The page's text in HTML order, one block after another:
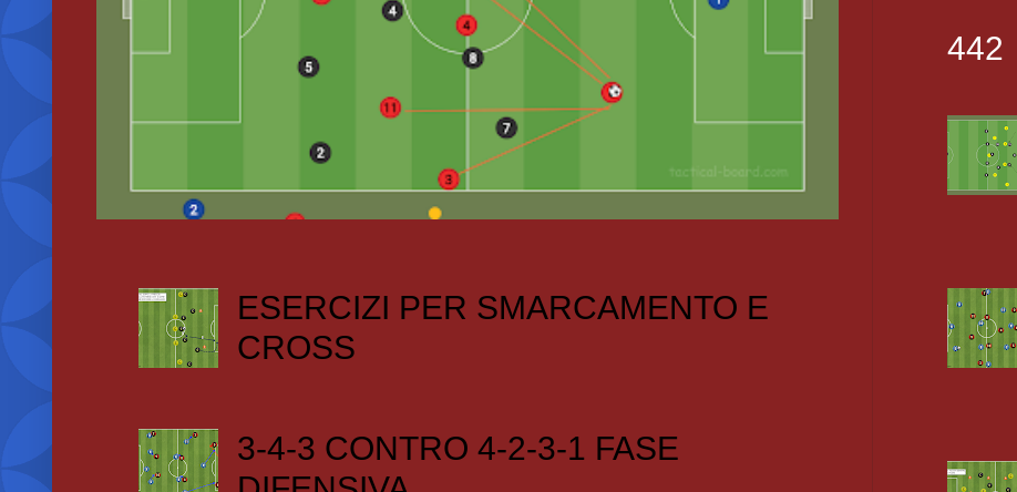
ESERCIZI PER SMARCAMENTO E
CROSS
3-4-3 CONTRO 4-2-3-1 FASE
442